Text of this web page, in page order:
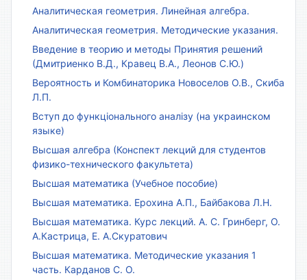
Аналитическая геометрия. Линейная алгебра.
Аналитическая геометрия. Методические указания.
Введение в теорию и методы Принятия решений
(Дмитриенко В.Д., Кравец В.А., Леонов С.Ю.)
Вероятность и Комбинаторика Новоселов О.В., Скиба
Л.П.
Вступ до функціонального аналізу (на украинском
языке)
Высшая алгебра (Конспект лекций для студентов
физико-технического факультета)
Высшая математика (Учебное пособие)
Высшая математика. Ерохина А.П., Байбакова Л.Н.
Высшая математика. Курс лекций. А. С. Гринберг, О.
А.Кастрица, Е. А.Скуратович
Высшая математика. Методические указания 1
часть. Карданов С. О.